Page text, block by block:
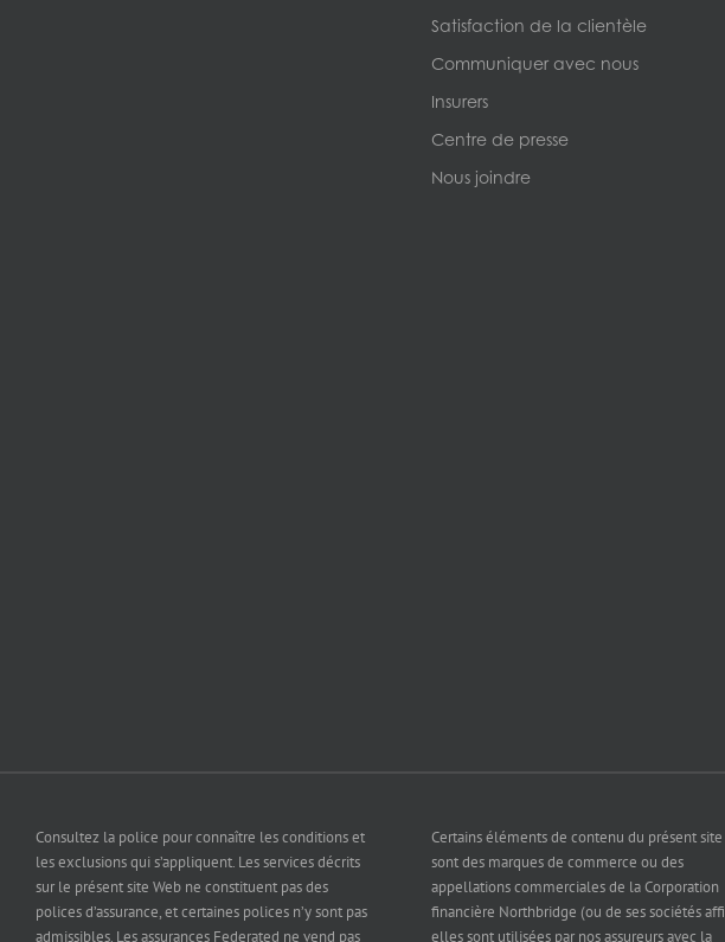
Satisfaction de la clientèle
Communiquer avec nous
Insurers
Centre de presse
Nous joindre
Consultez la police pour connaître les conditions et
les exclusions qui s’appliquent. Les services décrits
sur le présent site Web ne constituent pas des
polices d’assurance, et certaines polices n’y sont pas
admissibles. Les assurances Federated ne vend pas
Certains éléments de contenu du présent site
sont des marques de commerce ou des
appellations commerciales de la Corporation
financière Northbridge (ou de ses sociétés
elles sont utilisées par nos assureurs avec la